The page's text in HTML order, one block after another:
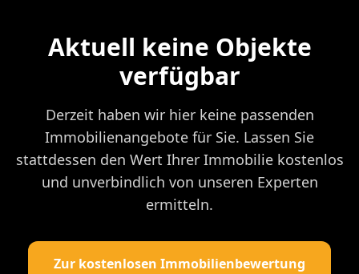
Aktuell keine Objekte
verfügbar
Derzeit haben wir hier keine passenden
Immobilienangebote für Sie. Lassen Sie
stattdessen den Wert Ihrer Immobilie kostenlos
und unverbindlich von unseren Experten
ermitteln.
Zur kostenlosen Immobilienbewertung